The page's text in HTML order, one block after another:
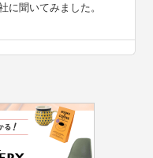
に聞いてみました。